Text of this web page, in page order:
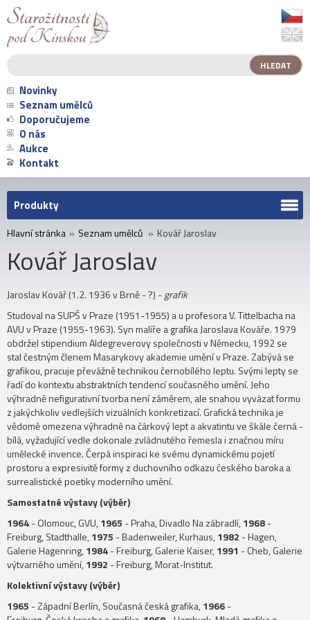
Novinky
Seznam umělců
Doporučujeme
O nás
Aukce
Kontakt
Produkty
Hlavní stránka » Seznam umělců » Kovář Jaroslav
Kovář Jaroslav
Jaroslav Kovář (1.2. 1936 v Brně - ?) -grafik
Studoval na SUPŠ v Praze (1951-1955) a u profesora V. Tittelbacha na
AVU v Praze (1955-1963). Syn malíře a grafika Jaroslava Kováře. 1979
obdržel stipendium Aldegreverovy společnosti v Německu, 1992 se
stal čestným členem Masarykovy akademie umění v Praze. Zabývá se
grafikou, pracuje převážně technikou černobílého leptu. Svými lepty se
řadí do kontextu abstraktních tendencí současného umění. Jeho
výhradně nefigurativní tvorba není záměrem, ale snahou vyvázat formu
z jakýchkoliv vedlejších vizuálních konkretizací. Grafická technika je
vědomě omezena výhradně na čárkový lept a akvatintu ve škále černá -
bílá, vyžadující vedle dokonale zvládnutého řemesla i značnou míru
umělecké invence. Čerpá inspiraci ke svému dynamickému pojetí
prostoru a expresivitě formy z duchovního odkazu českého baroka a
surrealistické poetiky moderního umění.
Samostatné výstavy (výběr)
1964- Olomouc, GVU,1965 - Praha, Divadlo Na zábradlí,1968-
Freiburg, Stadthalle,1975 - Badenweiler, Kurhaus,1982 - Hagen,
Galerie Hagenring,1984- Freiburg, Galerie Kaiser,1991 - Cheb, Galerie
výtvarného umění,1992 - Freiburg, Morat-Institut.
Kolektivní výstavy (výběr)
1965 - Západní Berlín, Současná česká grafika,1966-